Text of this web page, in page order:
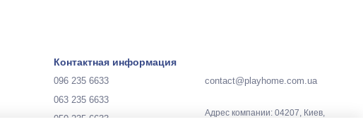
Контактная информация
096 235 6633
063 235 6633
050 235 6633
contact@playhome.com.ua
Адрес компании: 04207, Киев,